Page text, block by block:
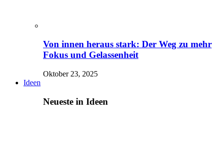
Von innen heraus stark: Der Weg zu mehr
Fokus und Gelassenheit
Oktober 23, 2025
Ideen
Neueste in Ideen